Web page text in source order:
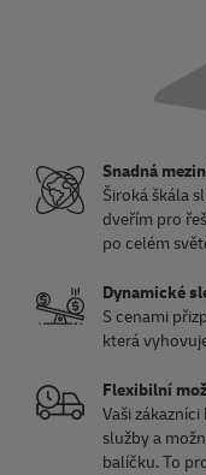
Snadná
Široká škála
dveřím pro
po celém
Dynamické
S cenami
která
Flexibilní
Vaši
služby a
balíčku. To